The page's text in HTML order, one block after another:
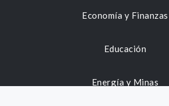
Economía y Finanzas
Educación
Energía y Minas